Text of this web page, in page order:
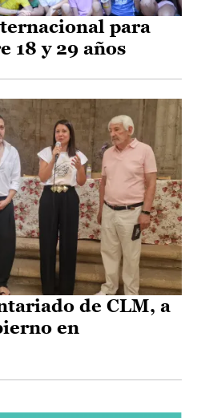
para
18 y 29 años
de CLM, a
en